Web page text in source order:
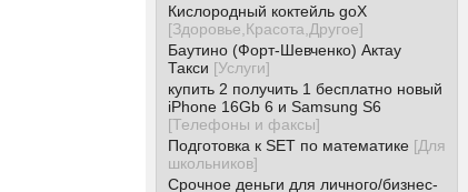
Кислородный коктейль goX
[Здоровье,Красота,Другое]
Баутино (Форт-Шевченко) Актау
Такси [Услуги]
купить 2 получить 1 бесплатно новый
iPhone 16Gb 6 и Samsung S6
[Телефоны и факсы]
Подготовка к SET по математике [Для
школьников]
Срочное деньги для личного/бизнес-